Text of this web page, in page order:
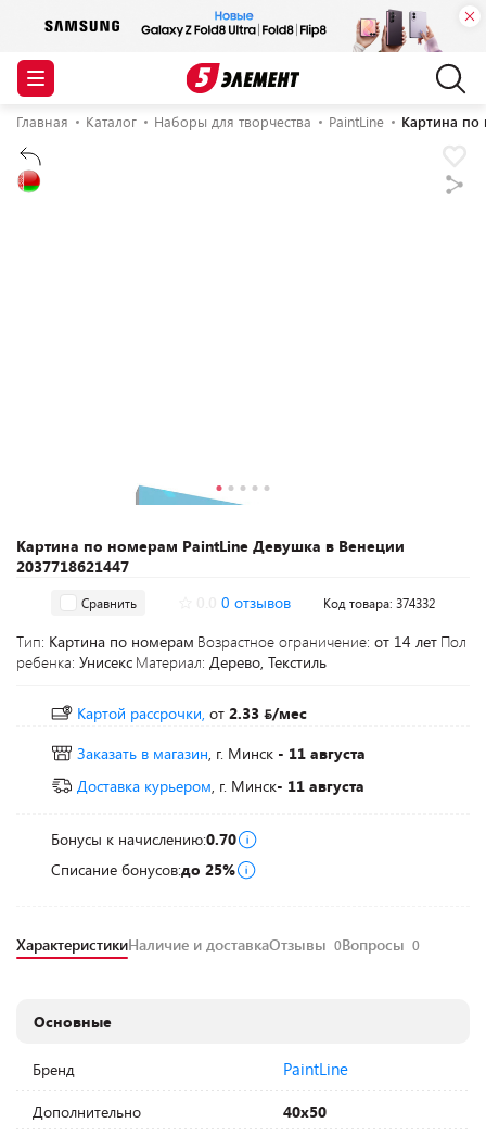
Главная Каталог Наборы для творчества PaintLine Картина по
Картина по номерам PaintLine Девушка в Венеции
2037718621447
Сравнить 0 отзывов Код товара: 374332
Тип: Картина по номерам Возрастное ограничение: от 14 лет Пол
ребенка: Унисекс Материал: Дерево, Текстиль
Картой рассрочки, от 2.33
/мес
Заказать в магазин, г. Минск - 11 августа
Доставка курьером, г. Минск- 11 августа
Бонусы к начислению:0.70
Списание бонусов:до 25%
ХарактеристикиНаличие и доставкаОтзывы 0Вопросы 0
Основные
Бренд PaintLine
Дополнительно
40х50